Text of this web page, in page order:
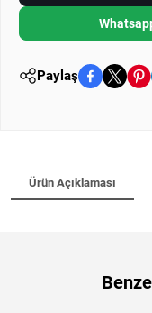
Paylaş
Ürün Açıklaması